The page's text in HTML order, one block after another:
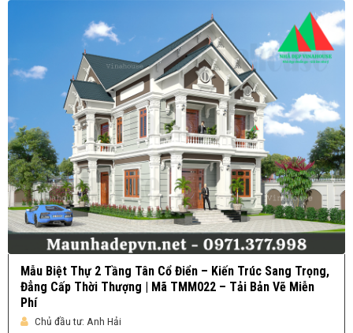
Mẫu Biệt Thự 2 Tầng Tân Cổ Điển – Kiến Trúc Sang Trọng,
Đẳng Cấp Thời Thượng | Mã TMM022 – Tải Bản Vẽ Miễn
Phí
Chủ đầu tư: Anh Hải